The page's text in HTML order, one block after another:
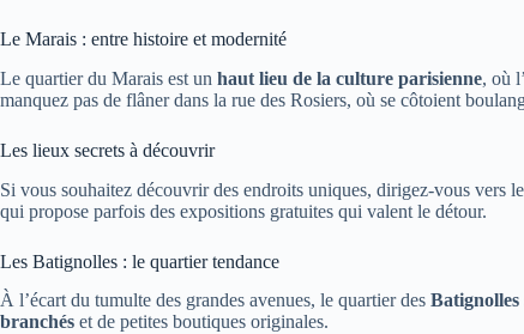
Le Marais : entre histoire et modernité
Le quartier du Marais est un haut lieu de la culture parisienne, où
manquez pas de flâner dans la rue des Rosiers, où se côtoient
Les lieux secrets à découvrir
Si vous souhaitez découvrir des endroits uniques, dirigez-vous vers le
qui propose parfois des expositions gratuites qui valent le détour.
Les Batignolles : le quartier tendance
À l’écart du tumulte des grandes avenues, le quartier des Batignolles
branchés et de petites boutiques originales.